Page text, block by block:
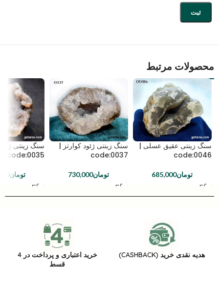
محصولات مرتبط
سنگ زینتی عقیق عسلی |
code:0046
تومان685,000
سنگ زینتی ژئود کوارتز |
code:0037
تومان730,000
سنگ زینتی
code:0035
تومان
هدیه نقدی خرید (CASHBACK)
خرید اعتباری و پرداخت در 4
قسط